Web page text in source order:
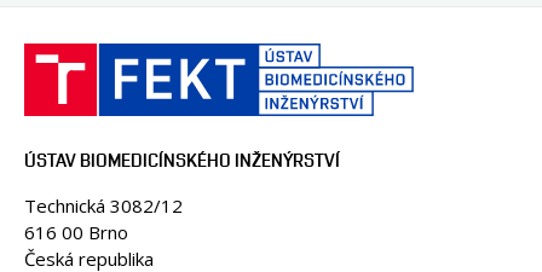
ÚSTAV BIOMEDICÍNSKÉHO INŽENÝRSTVÍ
Technická 3082/12
616 00 Brno
Česká republika